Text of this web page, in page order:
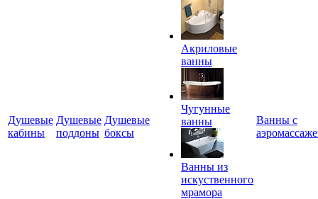
Душевые
кабины
Душевые
поддоны
Душевые
боксы
Акриловые
ванны
Чугунные
ванны
Ванны из
искуственного
мрамора
Ванны с